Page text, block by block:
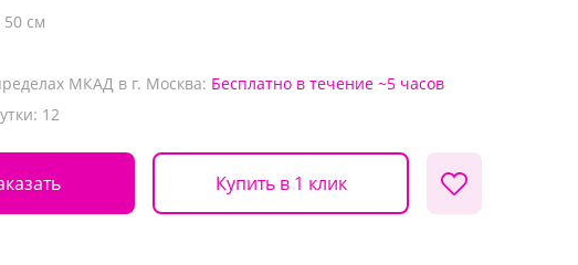
50 см
МКАД в г. Москва: Бесплатно в течение ~5 часов
12
Купить в 1 клик